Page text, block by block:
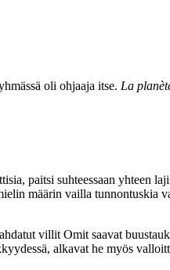
oli ohjaaja itse. La
paitsi suhteessaan yhteen
määrin vailla tunnontuskia
villit Omit saavat
alkavat he myös